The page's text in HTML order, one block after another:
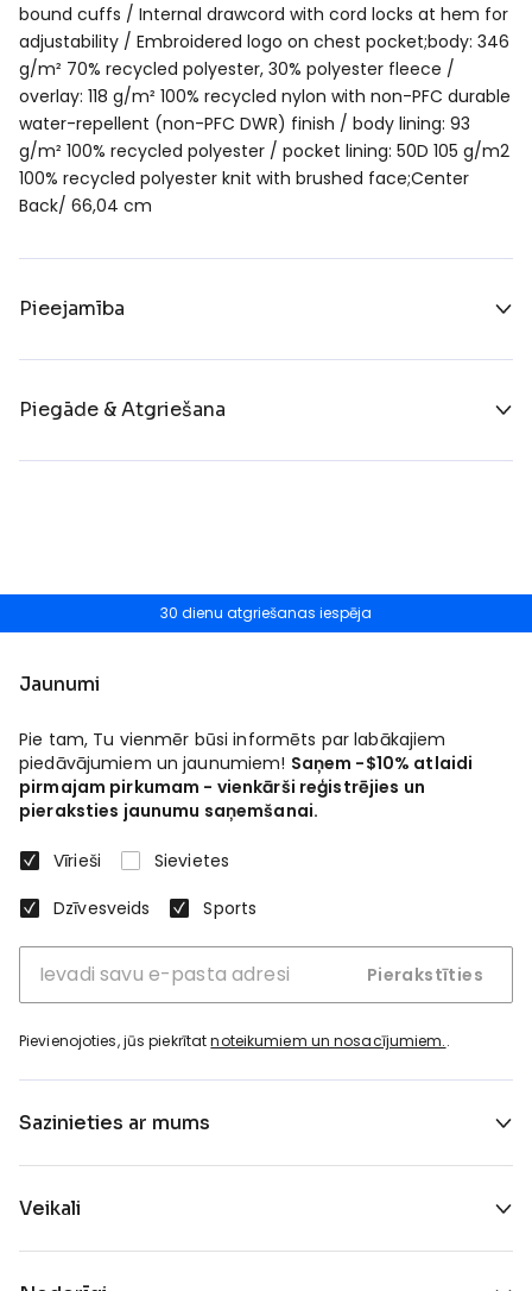
bound cuffs / Internal drawcord with cord locks at hem for
adjustability / Embroidered logo on chest pocket;body: 346
g/m² 70% recycled polyester, 30% polyester fleece /
overlay: 118 g/m² 100% recycled nylon with non-PFC durable
water-repellent (non-PFC DWR) finish / body lining: 93
g/m² 100% recycled polyester / pocket lining: 50D 105 g/m2
100% recycled polyester knit with brushed face;Center
Back/ 66,04 cm
Pieejamība
Piegāde & Atgriešana
30 dienu atgriešanas iespēja
Jaunumi
Pie tam, Tu vienmēr būsi informēts par labākajiem
piedāvājumiem un jaunumiem! Saņem -$10% atlaidi
pirmajam pirkumam - vienkārši reģistrējies un
pieraksties jaunumu saņemšanai.
Vīrieši
Sievietes
Dzīvesveids
Sports
Pierakstīties
Pievienojoties, jūs piekrītatnoteikumiem un nosacījumiem..
Sazinieties ar mums
Veikali